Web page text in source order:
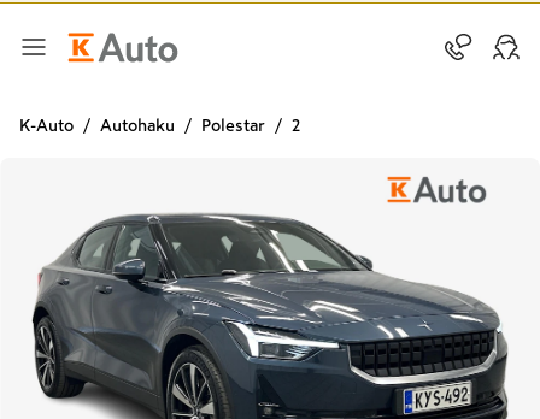
K-Auto Autohaku Polestar 2